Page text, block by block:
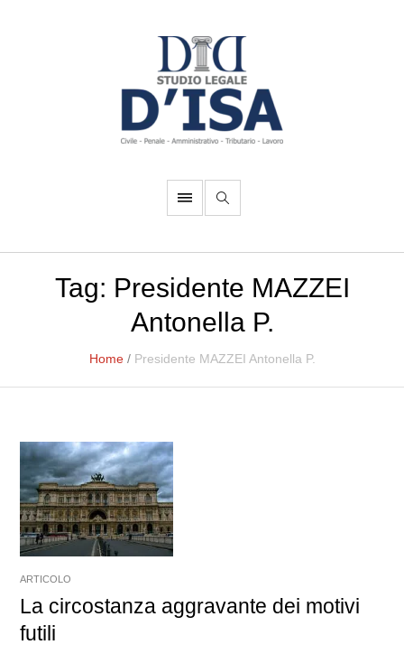
Tag: Presidente MAZZEI
Antonella P.
Home / Presidente MAZZEI Antonella P.
ARTICOLO
La circostanza aggravante dei motivi
futili